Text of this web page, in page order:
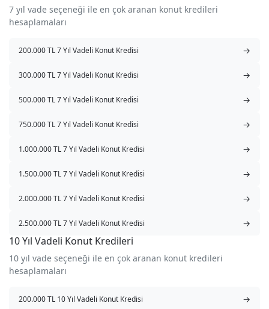
7 yıl vade seçeneği ile en çok aranan konut kredileri
hesaplamaları
200.000 TL 7 Yıl Vadeli Konut Kredisi →
300.000 TL 7 Yıl Vadeli Konut Kredisi →
500.000 TL 7 Yıl Vadeli Konut Kredisi →
750.000 TL 7 Yıl Vadeli Konut Kredisi →
1.000.000 TL 7 Yıl Vadeli Konut Kredisi →
1.500.000 TL 7 Yıl Vadeli Konut Kredisi →
2.000.000 TL 7 Yıl Vadeli Konut Kredisi →
2.500.000 TL 7 Yıl Vadeli Konut Kredisi →
10 Yıl Vadeli Konut Kredileri
10 yıl vade seçeneği ile en çok aranan konut kredileri
hesaplamaları
200.000 TL 10 Yıl Vadeli Konut Kredisi →